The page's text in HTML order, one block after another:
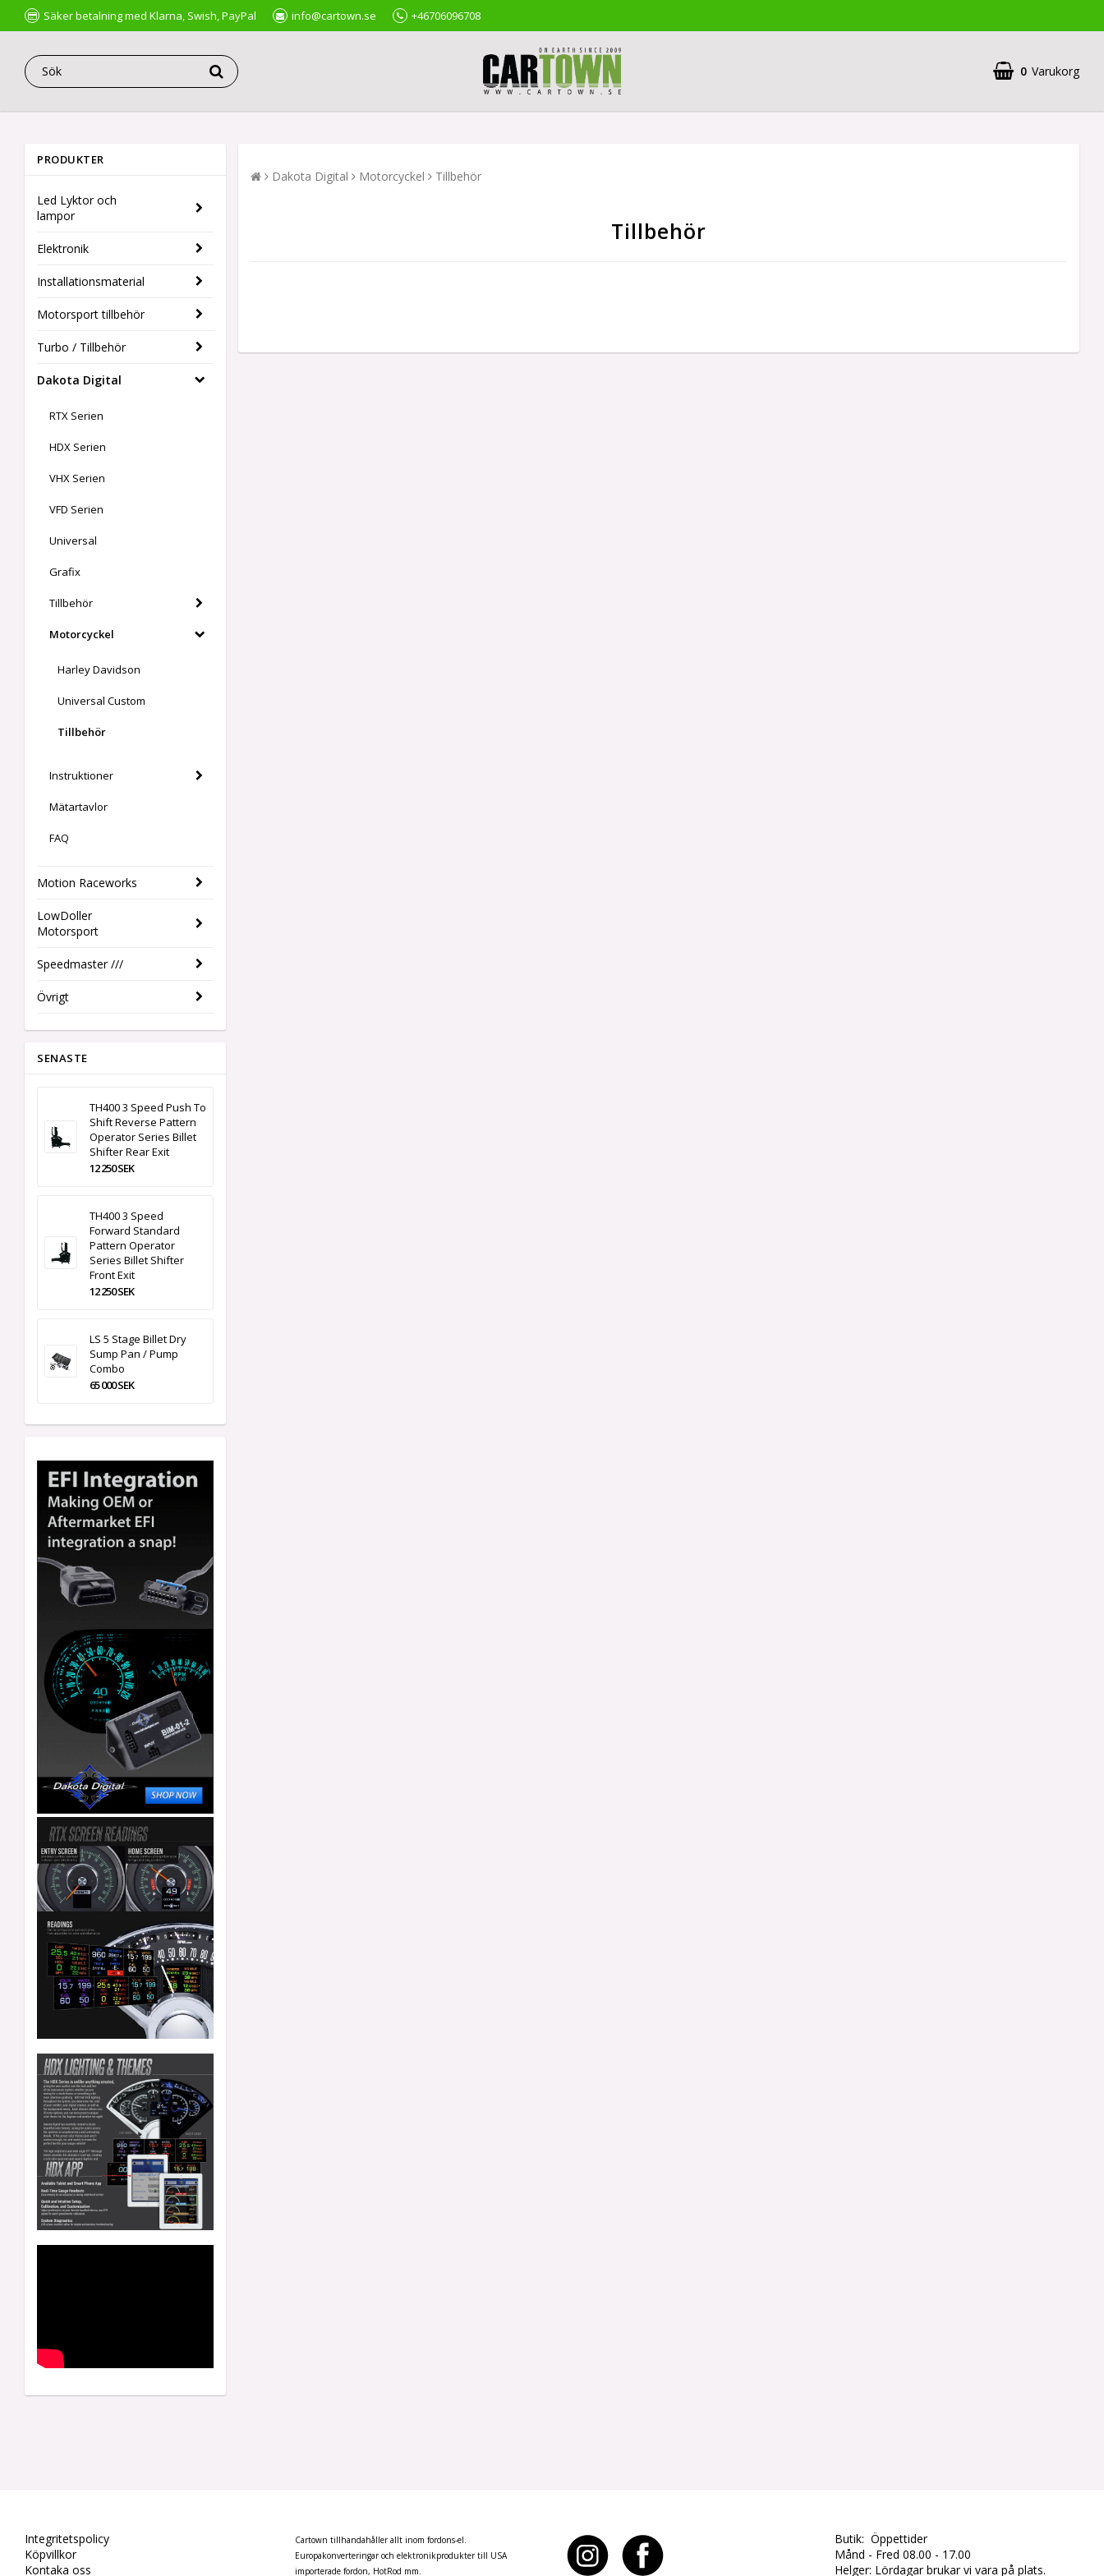
Säker betalning med Klarna, Swish, PayPal info@cartown.se +46706096708
0 Varukorg
PRODUKTER
Led Lyktor och
lampor
Elektronik
Installationsmaterial
Motorsport tillbehör
Turbo / Tillbehör
Dakota Digital
RTX Serien
HDX Serien
VHX Serien
VFD Serien
Universal
Grafix
Tillbehör
Motorcyckel
Harley Davidson
Universal Custom
Tillbehör
Instruktioner
Mätartavlor
FAQ
Motion Raceworks
LowDoller
Motorsport
Speedmaster ///
Övrigt
SENASTE
TH400 3 Speed Push To
Shift Reverse Pattern
Operator Series Billet
Shifter Rear Exit
12 250 SEK
TH400 3 Speed
Forward Standard
Pattern Operator
Series Billet Shifter
Front Exit
12 250 SEK
LS 5 Stage Billet Dry
Sump Pan / Pump
Combo
65 000 SEK
Dakota Digital Motorcyckel Tillbehör
Tillbehör
Integritetspolicy
Köpvillkor
Kontaka oss
Cartown tillhandahåller allt inom fordons-el.
Europakonverteringar och elektronikprodukter till USA
importerade fordon, HotRod mm.
Butik: Öppettider
Månd - Fred 08.00 - 17.00
Helger: Lördagar brukar vi vara på plats.